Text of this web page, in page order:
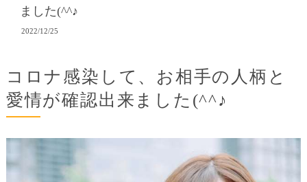
ました(^^♪
2022/12/25
コロナ感染して、お相手の人柄と
愛情が確認出来ました(^^♪